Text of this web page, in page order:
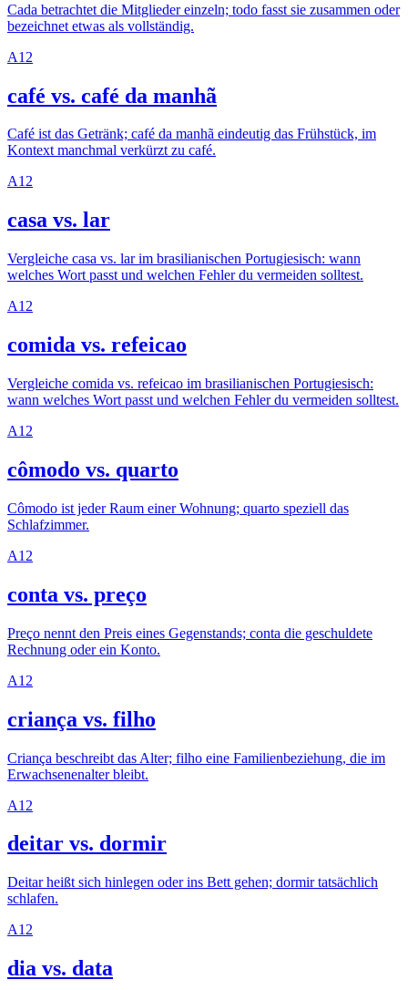
Cada betrachtet die Mitglieder einzeln; todo fasst sie zusammen oder
bezeichnet etwas als vollständig.
A1 2
café vs. café da manhã
Café ist das Getränk; café da manhã eindeutig das Frühstück, im
Kontext manchmal verkürzt zu café.
A12
casa vs. lar
Vergleiche casa vs. lar im brasilianischen Portugiesisch: wann
welches Wort passt und welchen Fehler du vermeiden solltest.
A1 2
comida vs. refeicao
Vergleiche comida vs. refeicao im brasilianischen Portugiesisch:
wann welches Wort passt und welchen Fehler du vermeiden solltest.
A1 2
cômodo vs. quarto
Cômodo ist jeder Raum einer Wohnung; quarto speziell das
Schlafzimmer.
A1 2
conta vs. preço
Preço nennt den Preis eines Gegenstands; conta die geschuldete
Rechnung oder ein Konto.
A1 2
criança vs. filho
Criança beschreibt das Alter; filho eine Familienbeziehung, die im
Erwachsenenalter bleibt.
A1 2
deitar vs. dormir
Deitar heißt sich hinlegen oder ins Bett gehen; dormir tatsächlich
schlafen.
A1 2
dia vs. data